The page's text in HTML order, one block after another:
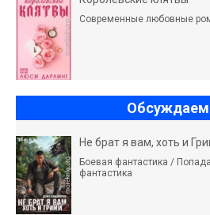
Современные любовные
Не брат я вам, хоть и
Боевая фантастика /
фантастика